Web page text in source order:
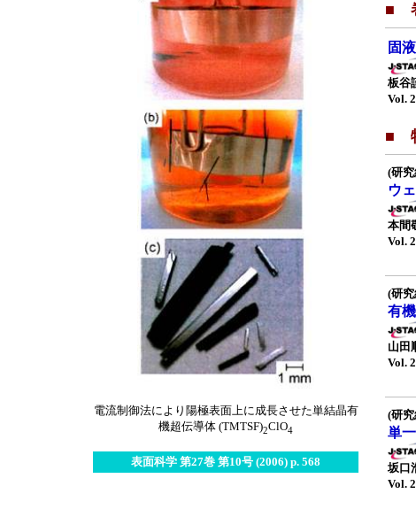
電流制御法により陽極表面上に成長させた単結晶有
機超伝導体 (TMTSF)2ClO4
表面科学 第27巻 第10号 (2006) p. 568
■
固
板谷
Vol.
■
(研
ウ
本間
Vol.
(研
有
山田
Vol.
(研
単
坂口
Vol.